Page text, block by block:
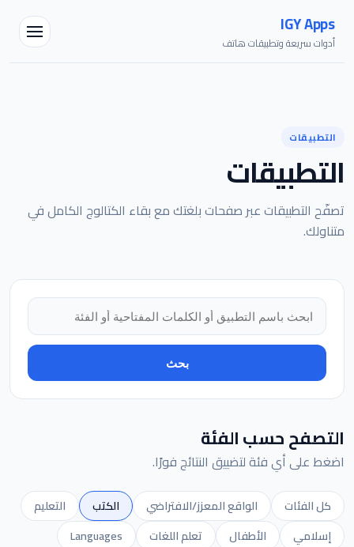
IGY Apps
أدوات سريعة وتطبيقات هاتف
التطبيقات
التطبيقات
تصفّح التطبيقات عبر صفحات بلغتك مع بقاء الكتالوج الكامل في
متناولك.
البحث في التطبيقات
بحث
التصفح حسب الفئة
اضغط على أي فئة لتضييق النتائج فورًا.
كل الفئات الواقع المعزز/الافتراضي الكتب
التعليم
إسلامي
الأطفال تعلم اللغات
Languages
مساعد IGY
متصل — اسألني أي شيء